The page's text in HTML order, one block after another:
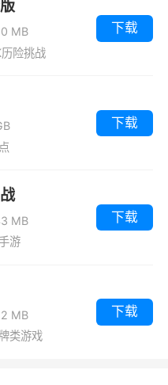
但是基础伤害不低，
倍伤害，击飞长达2
，
却，要是满冷却可
好用，能一拳打大龙
快，虽然伤害没一
少
英雄，可以主点一
MB
险挑战
下载
下载
MB
游
下载
MB
类游戏
下载